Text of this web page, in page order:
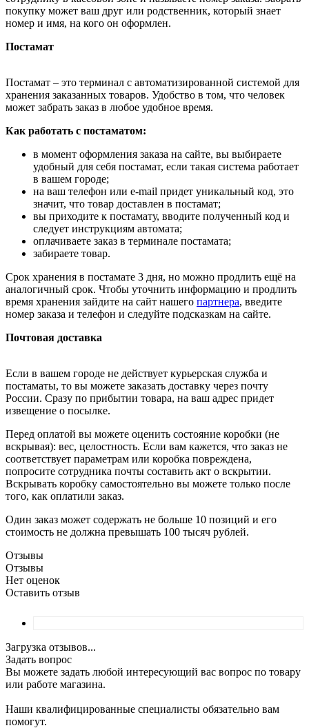
покупку может ваш друг или родственник, который знает
номер и имя, на кого он оформлен.
Постамат
Постамат – это терминал с автоматизированной системой для
хранения заказанных товаров. Удобство в том, что человек
может забрать заказ в любое удобное время.
Как работать с постаматом:
в момент оформления заказа на сайте, вы выбираете
удобный для себя постамат, если такая система работает
в вашем городе;
на ваш телефон или e-mail придет уникальный код, это
значит, что товар доставлен в постамат;
вы приходите к постамату, вводите полученный код и
следует инструкциям автомата;
оплачиваете заказ в терминале постамата;
забираете товар.
Срок хранения в постамате 3 дня, но можно продлить ещё на
аналогичный срок. Чтобы уточнить информацию и продлить
время хранения зайдите на сайт нашего партнера, введите
номер заказа и телефон и следуйте подсказкам на сайте.
Почтовая доставка
Если в вашем городе не действует курьерская служба и
постаматы, то вы можете заказать доставку через почту
России. Сразу по прибытии товара, на ваш адрес придет
извещение о посылке.
Перед оплатой вы можете оценить состояние коробки (не
вскрывая): вес, целостность. Если вам кажется, что заказ не
соответствует параметрам или коробка повреждена,
попросите сотрудника почты составить акт о вскрытии.
Вскрывать коробку самостоятельно вы можете только после
того, как оплатили заказ.
Один заказ может содержать не больше 10 позиций и его
стоимость не должна превышать 100 тысяч рублей.
Отзывы
Отзывы
Нет оценок
Оставить отзыв
Загрузка отзывов...
Задать вопрос
Вы можете задать любой интересующий вас вопрос по товару
или работе магазина.
Наши квалифицированные специалисты обязательно вам
помогут.